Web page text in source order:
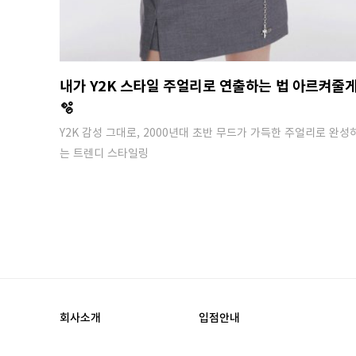
내가 Y2K 스타일 주얼리로 연출하는 법 아르켜줄
🫧
Y2K 감성 그대로, 2000년대 초반 무드가 가득한 주얼리로 완성
는 트렌디 스타일링
회사소개 입점안내